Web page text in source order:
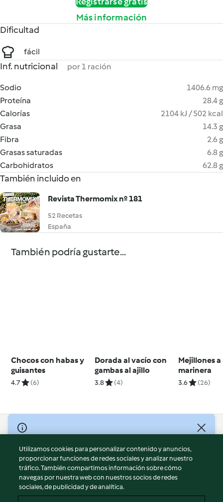
Más información
Dificultad
fácil
Inf. nutricional por 1 ración
Sodio
1406.6 mg
Proteína
28.4 g
Calorías
2104 kJ / 502 kcal
Grasa
14.3 g
Fibra
2.6 g
Grasas saturadas
6.8 g
Carbohidratos
62.8 g
También incluido en
Revista Thermomix nº 181
52 Recetas
España
También podría gustarte...
Chocos con habas y
guisantes
4.7 (6)
Dorada al vacío con
gambas al ajillo
3.8 (4)
Mejillones a
marinera
3.6 (26)
© Copyright 2026
Términos de uso
Política de privacidad
Aviso legal
Información legal
Utilizamos cookies para personalizar contenido y anuncios,
proporcionar funciones de redes sociales y analizar nuestro
tráfico. También compartimos información sobre cómo
navegas por nuestra web con nuestros socios de redes
sociales, de publicidad y de analítica.